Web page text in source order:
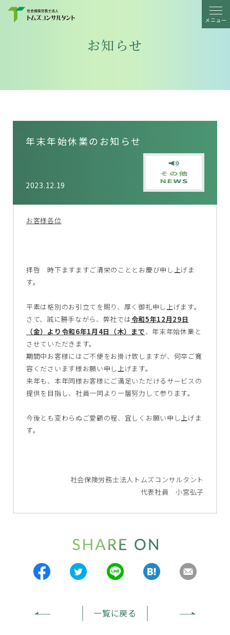
メニュー
お知らせ
年末年始休業のお知らせ
2023.12.19
お客様各位
拝啓 時下ますますご清栄のこととお慶び申し上げま
す。
平素は格別のお引立てを賜り、厚く御礼申し上げます。
さて、誠に勝手ながら、弊社では令和5年12月29日
（金）より令和6年1月4日（木）まで、年末年始休業と
させていただきます。
期間中お客様にはご不便をお掛け致しますが、何卒ご寛
容くださいます様お願い申し上げます。
来年も、本年同様お客様にご満足いただけるサービスの
提供を目指し、社員一同より一層努力して参ります。
今後とも変わらぬご愛顧の程、宜しくお願い申し上げま
す。
社会保険労務士法人トムズコンサルタント
代表社員 小宮弘子
一覧に戻る